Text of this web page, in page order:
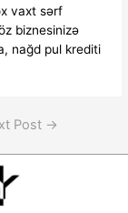
vaxt sərf
biznesinizə
nağd pul krediti
Post →